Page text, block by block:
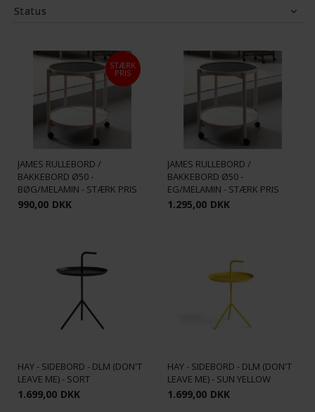
Conform
(13)
Hundevad og Co.
Kristensen og Kristensen
Lexpo Living
Skovby Møbler
Status
STÆRK
PRIS
JAMES RULLEBORD /
BAKKEBORD Ø50 -
BØG/MELAMIN - STÆRK PRIS
990,00 DKK
JAMES RULLEBORD /
BAKKEBORD Ø50 -
EG/MELAMIN - STÆRK PRIS
1.295,00 DKK
HAY - SIDEBORD - DLM (DON'T
LEAVE ME) - SORT
1.699,00 DKK
HAY - SIDEBORD - DLM (DON'T
LEAVE ME) - SUN YELLOW
1.699,00 DKK